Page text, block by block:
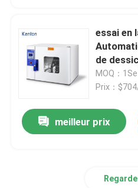
essai en
de
20-230L
MOQ：
Prix：
meilleur prix